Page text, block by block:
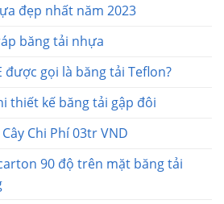
đẹp nhất năm 2023
băng tải nhựa
được gọi là băng tải Teflon?
thiết kế băng tải gập đôi
Chi Phí 03tr VND
90 độ trên mặt băng tải